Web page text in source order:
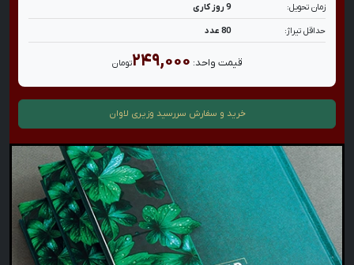
زمان تحویل: 9 روز کاری
حداقل تیراژ: 80 عدد
قیمت واحد: ۲۴۹,۰۰۰تومان
خرید و سفارش سررسید وزیری لاوان